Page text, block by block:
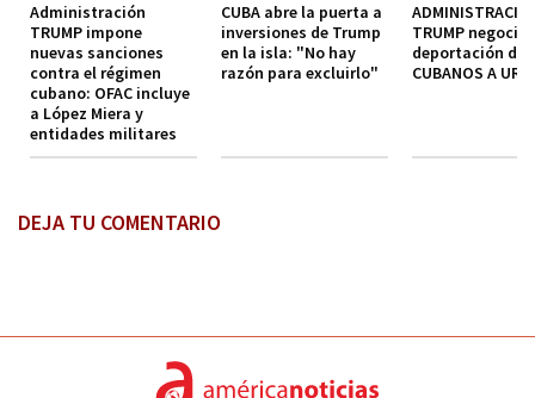
Administración
TRUMP impone
nuevas sanciones
contra el régimen
cubano: OFAC incluye
a López Miera y
entidades militares
CUBA abre la puerta a
inversiones de Trump
en la isla: "No hay
razón para excluirlo"
TRUMP negocia
deportación de
CUBANOS A
DEJA TU COMENTARIO